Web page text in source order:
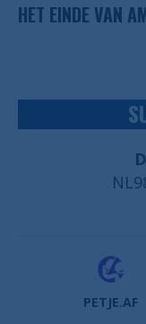
HET EINDE VAN
PETJE.AF